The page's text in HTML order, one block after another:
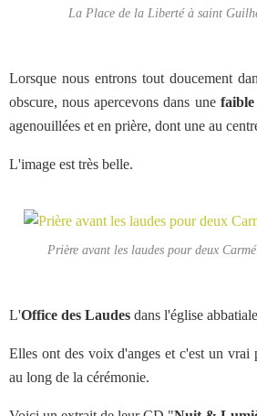
La Place de la Liberté à saint
Lorsque nous entrons tout doucement
obscure, nous apercevons dans une
agenouillées et en prière, dont une au
L'image est très belle.
Prière avant les laudes pour deux
L'Office des Laudes dans l'église
Elles ont des voix d'anges et c'est un vrai
au long de la cérémonie.